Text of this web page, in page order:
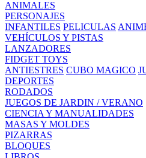
ANIMALES
PERSONAJES
INFANTILES PELICULAS
VEHÍCULOS Y PISTAS
LANZADORES
FIDGET TOYS
ANTIESTRES CUBO MAGICO
DEPORTES
RODADOS
JUEGOS DE JARDIN / VERANO
CIENCIA Y MANUALIDADES
MASAS Y MOLDES
PIZARRAS
BLOQUES